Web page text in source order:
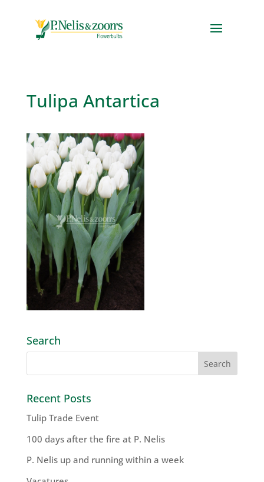
Tulipa Antartica
Search
Recent Posts
Tulip Trade Event
100 days after the fire at P. Nelis
P. Nelis up and running within a week